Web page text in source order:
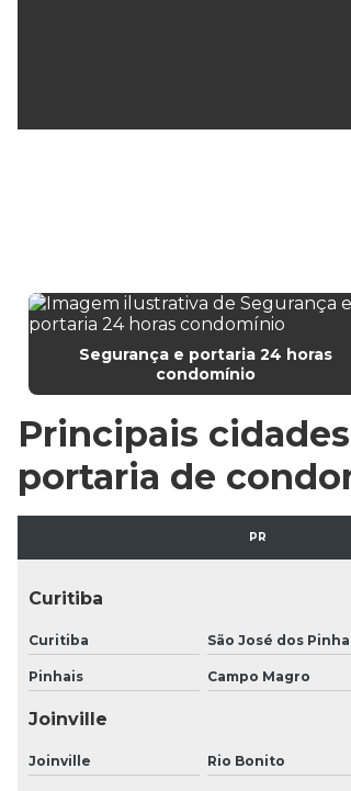
Segurança e portaria 24 horas
condomínio
Principais
portaria de
PR
Curitiba
Curitiba São José dos
Pinhais Campo Magro
Joinville
Joinville Rio Bonito